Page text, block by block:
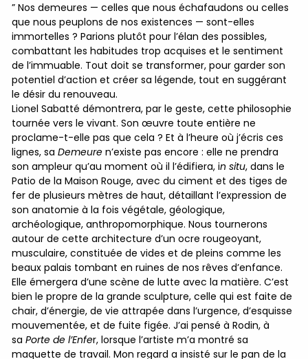
” Nos demeures — celles que nous échafaudons ou celles
que nous peuplons de nos existences — sont-elles
immortelles ? Parions plutôt pour l’élan des possibles,
combattant les habitudes trop acquises et le sentiment
de l’immuable. Tout doit se transformer, pour garder son
potentiel d’action et créer sa légende, tout en suggérant
le désir du renouveau.
Lionel Sabatté démontrera, par le geste, cette philosophie
tournée vers le vivant. Son œuvre toute entière ne
proclame-t-elle pas que cela ? Et à l’heure où j’écris ces
lignes, sa Demeure n’existe pas encore : elle ne prendra
son ampleur qu’au moment où il l’édifiera, in situ, dans le
Patio de la Maison Rouge, avec du ciment et des tiges de
fer de plusieurs mètres de haut, détaillant l’expression de
son anatomie à la fois végétale, géologique,
archéologique, anthropomorphique. Nous tournerons
autour de cette architecture d’un ocre rougeoyant,
musculaire, constituée de vides et de pleins comme les
beaux palais tombant en ruines de nos rêves d’enfance.
Elle émergera d’une scène de lutte avec la matière. C’est
bien le propre de la grande sculpture, celle qui est faite de
chair, d’énergie, de vie attrapée dans l’urgence, d’esquisse
mouvementée, et de fuite figée. J’ai pensé à Rodin, à
sa Porte de l’Enfer, lorsque l’artiste m’a montré sa
maquette de travail. Mon regard a insisté sur le pan de la